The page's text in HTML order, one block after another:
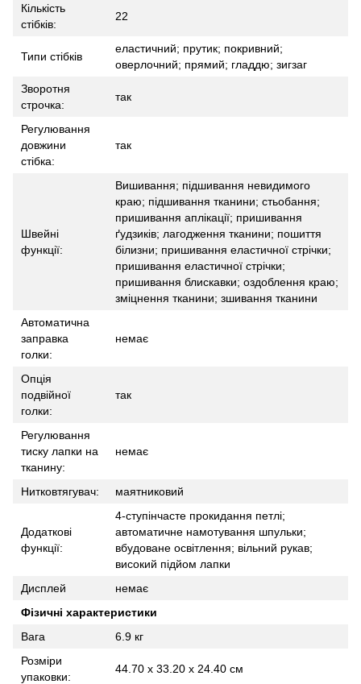
Кількість
стібків:
22
Типи стібків
еластичний; прутик; покривний;
оверлочний; прямий; гладдю; зигзаг
Зворотня
строчка:
так
Регулювання
довжини
стібка:
так
Швейні
функції:
Вишивання; підшивання невидимого
краю; підшивання тканини; стьобання;
пришивання аплікації; пришивання
ґудзиків; лагодження тканини; пошиття
білизни; пришивання еластичної стрічки;
пришивання еластичної стрічки;
пришивання блискавки; оздоблення краю;
зміцнення тканини; зшивання тканини
Автоматична
заправка
голки:
немає
Опція
подвійної
голки:
так
Регулювання
тиску лапки на
тканину:
немає
Нитковтягувач: маятниковий
Додаткові
функції:
4-ступінчасте прокидання петлі;
автоматичне намотування шпульки;
вбудоване освітлення; вільний рукав;
високий підйом лапки
Дисплей
немає
Фізичні характеристики
Вага
6.9 кг
Розміри
упаковки:
44.70 x 33.20 x 24.40 см